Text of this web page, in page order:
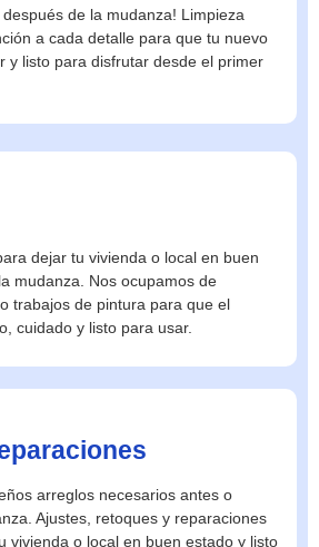
de la mudanza! Limpieza
a cada detalle para que tu nuevo
y listo para disfrutar desde el primer
dejar tu vivienda o local en buen
mudanza. Nos ocupamos de
trabajos de pintura para que el
cuidado y listo para usar.
arreglos necesarios antes o
Ajustes, retoques y reparaciones
vivienda o local en buen estado y listo